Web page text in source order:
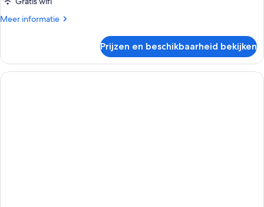
Meer informatie
Meer
1
slaapkamer
Prijzen en beschikbaarheid bekijken